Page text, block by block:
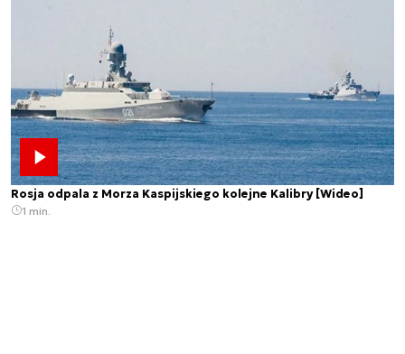
Rosja odpala z Morza Kaspijskiego kolejne Kalibry [Wideo]
1 min.